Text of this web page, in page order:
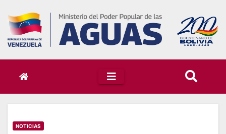
content
NOTICIAS